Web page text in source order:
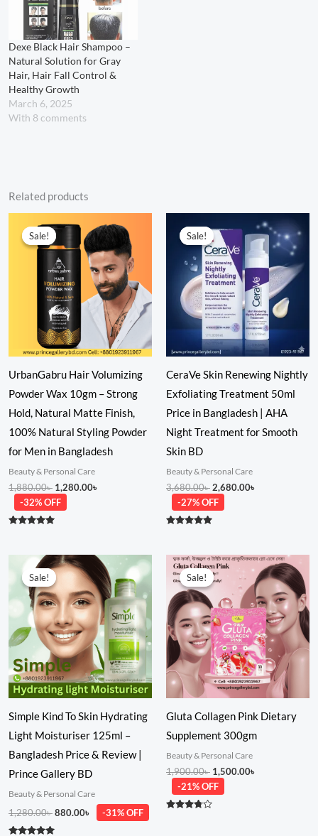
Dexe Black Hair Shampoo –
Natural Solution for Gray
Hair, Hair Fall Control &
Healthy Growth
March 6, 2025
With 8 comments
Related products
Sale!
Sale!
UrbanGabru Hair Volumizing
Powder Wax 10gm – Strong
Hold, Natural Matte Finish,
100% Natural Styling Powder
for Men in Bangladesh
Beauty & Personal Care
1,880.00৳
price
was:
1,880.00৳ .
1,280.00৳
price
is:
1,280.00৳ .
-32% OFF
Sale!
Sale!
CeraVe Skin Renewing Nightly
Exfoliating Treatment 50ml
Price in Bangladesh | AHA
Night Treatment for Smooth
Skin BD
Beauty & Personal Care
3,680.00৳
price
was:
3,680.00৳ .
2,680.00৳
Current
price
is:
2,680.00৳ .
-27% OFF
Sale!
Sale!
Simple Kind To Skin Hydrating
Light Moisturiser 125ml –
Bangladesh Price & Review |
Prince Gallery BD
Beauty & Personal Care
1,280.00৳
Original
price
was:
1,280.00৳ .
880.00৳
Current
price
is:
880.00৳ .
-31% OFF
Sale!
Sale!
Gluta Collagen Pink Dietary
Supplement 300gm
Beauty & Personal Care
1,900.00৳
Original
price
was:
1,900.00৳ .
1,500.00৳
Current
price
is:
1,500.00৳ .
-21% OFF